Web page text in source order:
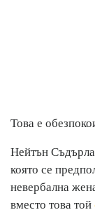
Това е
Нейтън
която се
невербална
вместо това той